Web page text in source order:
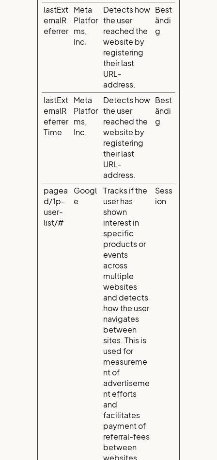
lastExt
ernalR
eferrer
Meta
Platfor
ms,
Inc.
Detects how
the user
reached the
website by
registering
their last
URL-
address.
Best
ändi
g
lastExt
ernalR
eferrer
Time
Meta
Platfor
ms,
Inc.
Detects how
the user
reached the
website by
registering
their last
URL-
address.
Best
ändi
g
pagea
d/1p-
user-
list/#
Googl
e
Tracks if the
user has
shown
interest in
specific
products or
events
across
multiple
websites
and detects
how the user
navigates
between
sites. This is
used for
measureme
nt of
advertiseme
nt efforts
and
facilitates
payment of
referral-fees
between
Sess
ion